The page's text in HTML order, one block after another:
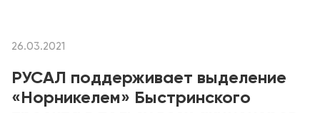
26.03.2021
РУСАЛ поддерживает выделение
«Норникелем» Быстринского